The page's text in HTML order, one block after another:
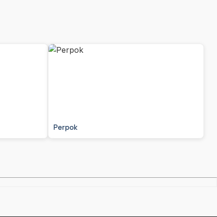
Perpok